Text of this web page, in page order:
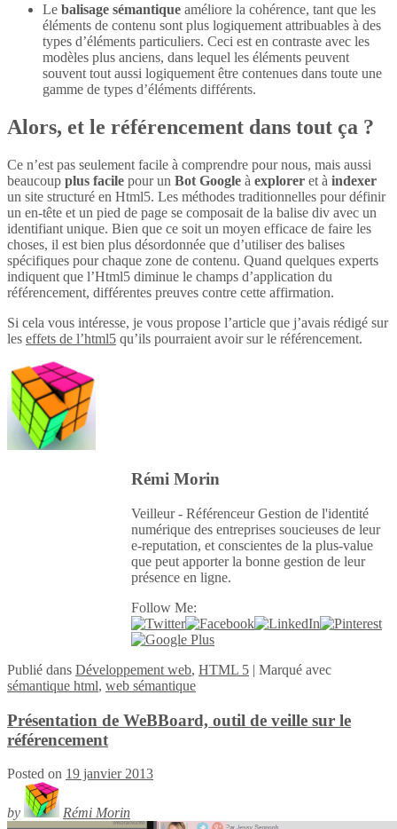
Le balisage sémantique améliore la cohérence, tant que les
éléments de contenu sont plus logiquement attribuables à des
types d’éléments particuliers. Ceci est en contraste avec les
modèles plus anciens, dans lequel les éléments peuvent
souvent tout aussi logiquement être contenues dans toute une
gamme de types d’éléments différents.
Alors, et le référencement dans tout ça ?
Ce n’est pas seulement facile à comprendre pour nous, mais aussi
beaucoup plus facile pour un Bot Google à explorer et à indexer
un site structuré en Html5. Les méthodes traditionnelles pour définir
un en-tête et un pied de page se composait de la balise div avec un
identifiant unique. Bien que ce soit un moyen efficace de faire les
choses, il est bien plus désordonnée que d’utiliser des balises
spécifiques pour chaque zone de contenu. Quand quelques experts
indiquent que l’Html5 diminue le champs d’application du
référencement, différentes preuves contre cette affirmation.
Si cela vous intéresse, je vous propose l’article que j’avais rédigé sur
les effets de l’html5 qu’ils pourraient avoir sur le référencement.
Rémi Morin
Veilleur - Référenceur Gestion de l'identité
numérique des entreprises soucieuses de leur
e-reputation, et conscientes de la plus-value
que peut apporter la bonne gestion de leur
présence en ligne.
Follow Me:
Publié dans Développement web, HTML 5 | Marqué avec
sémantique html, web sémantique
Présentation de WeBBoard, outil de veille sur le
référencement
Posted on 19 janvier 2013
by Rémi Morin